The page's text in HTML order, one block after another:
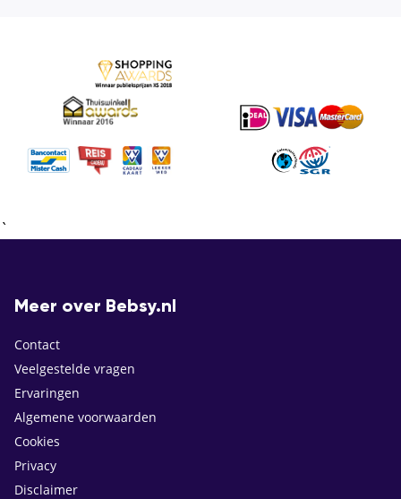
`
Meer over Bebsy.nl
Contact
Veelgestelde vragen
Ervaringen
Algemene voorwaarden
Cookies
Privacy
Disclaimer